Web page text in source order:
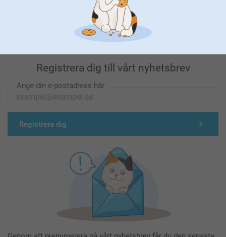
Förstklassig kundservice
Registrera dig till vårt nyhetsbrev
Ange din e-postadress här
Registrera dig